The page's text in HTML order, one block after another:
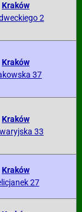
Kraków
2
Kraków
37
Kraków
33
Kraków
27